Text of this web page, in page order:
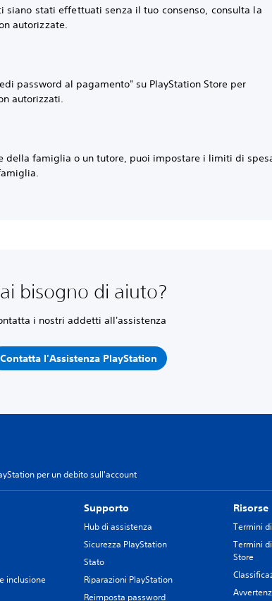
siano stati effettuati senza il tuo consenso, consulta la
autorizzate.
password al pagamento" su PlayStation Store per
autorizzati.
della famiglia o un tutore, puoi impostare i limiti di
bisogno di aiuto?
i nostri addetti all'assistenza
Contatta l'Assistenza PlayStation
per un debito sull'account
inclusione
Supporto
Hub di assistenza
Sicurezza PlayStation
Stato
Riparazioni PlayStation
Reimposta password
Risorse
Termini
Termini
Store